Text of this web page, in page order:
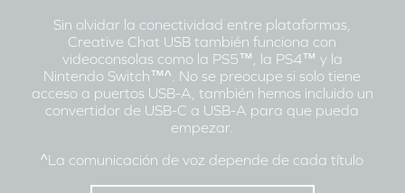
Sin olvidar la conectividad entre plataformas,
Creative Chat USB también funciona con
videoconsolas como la PS5™, la PS4™ y la
Nintendo Switch™^. No se preocupe si solo tiene
acceso a puertos USB-A, también hemos incluido un
convertidor de USB-C a USB-A para que pueda
empezar.
^La comunicación de voz depende de cada título